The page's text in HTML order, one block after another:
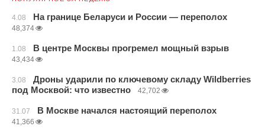
4.08 На границе Беларуси и России — переполох
48,374
1.08 В центре Москвы прогремел мощный взрыв
43,434
3.08
Дроны ударили по ключевому складу Wildberries
под Москвой: что известно
42,702
31.07 В Москве начался настоящий переполох
41,366